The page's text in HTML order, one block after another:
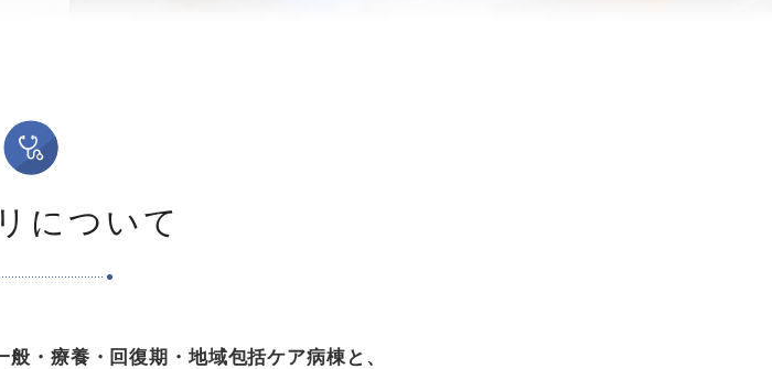
について
・療養・回復期・地域包括ケア病棟と、